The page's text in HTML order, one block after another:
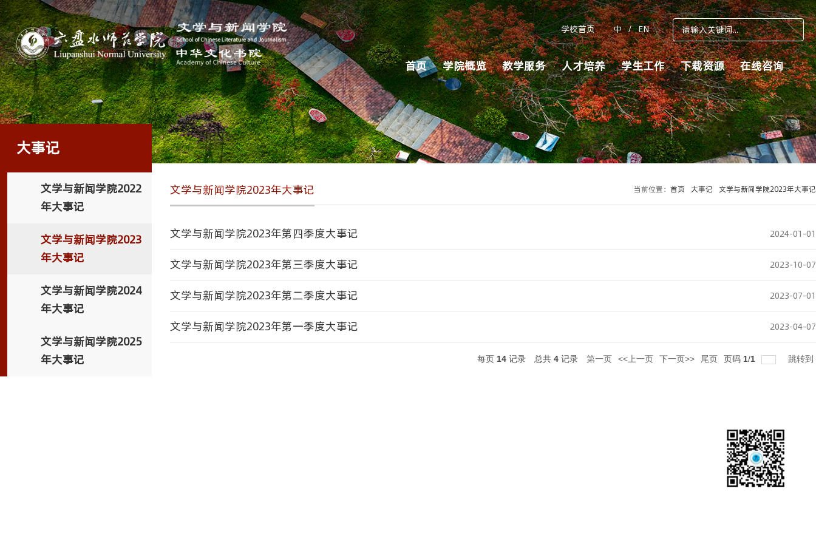
学校首页 中 / EN
首页 学院概览 教学服务 人才培养 学生工作 下载资源 在线咨询
大事记
文学与新闻学院2022
年大事记
文学与新闻学院2023
年大事记
文学与新闻学院2024
年大事记
文学与新闻学院2025
年大事记
当前位置： 首页 大事记 文学与新闻学院2023年大事记
文学与新闻学院2023年大事记
文学与新闻学院2023年第四季度大事记 2024-01-01
文学与新闻学院2023年第三季度大事记 2023-10-07
文学与新闻学院2023年第二季度大事记 2023-07-01
文学与新闻学院2023年第一季度大事记 2023-04-07
每页 14 记录 总共 4 记录 第一页 <<上一页 下一页>> 尾页 页码 1/1 跳转到